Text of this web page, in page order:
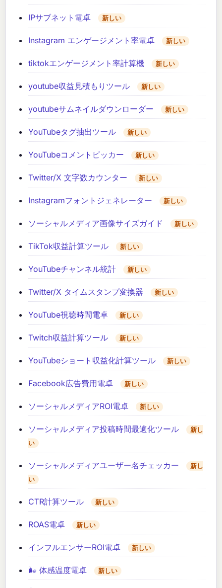
IPサブネット電卓 新しい
Instagram エンゲージメント率電卓 新しい
tiktokエンゲージメント率計算機 新しい
youtube収益見積もりツール 新しい
youtubeサムネイルダウンローダー 新しい
YouTubeタグ抽出ツール 新しい
YouTubeコメントピッカー 新しい
Twitter/X 文字数カウンター 新しい
Instagramフォントジェネレーター 新しい
ソーシャルメディア画像サイズガイド 新しい
TikTok収益計算ツール 新しい
YouTubeチャンネル統計 新しい
Twitter/X タイムスタンプ変換器 新しい
YouTube視聴時間電卓 新しい
Twitch収益計算ツール 新しい
YouTubeショート収益化計算ツール 新しい
Facebook広告費用電卓 新しい
ソーシャルメディアROI電卓 新しい
ソーシャルメディア投稿時間最適化ツール
新し
い
ソーシャルメディアユーザー名チェッカー
新し
い
CTR計算ツール 新しい
ROAS電卓 新しい
インフルエンサーROI電卓 新しい
🌬️ 体感温度電卓 新しい